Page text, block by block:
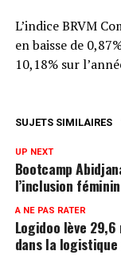
L’indice BRVM
en baisse de
10,18% sur
SUJETS SIMILAIRES
UP NEXT
Bootcamp
l’inclusion
A NE PAS RATER
Logidoo lève
dans la